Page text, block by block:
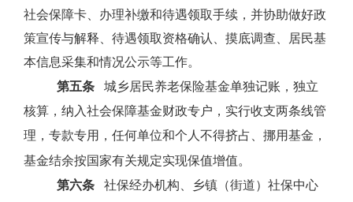
社会保障卡、办理补缴和待遇领取手续，并协助做好政
策宣传与解释、待遇领取资格确认、摸底调查、居民基
本信息采集和情况公示等工作。
第五条
城乡居民养老保险基金单独记账，独立
核算，纳入社会保障基金财政专户，实行收支两条线管
理，专款专用，任何单位和个人不得挤占、挪用基金，
基金结余按国家有关规定实现保值增值。
第六条
社保经办机构、乡镇（街道）社保中心